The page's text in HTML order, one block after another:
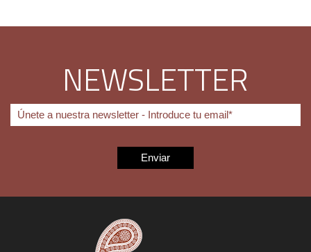
NEWSLETTER